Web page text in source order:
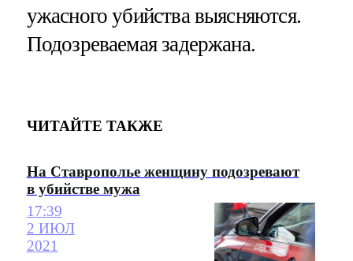
ужасного убийства выясняются.
Подозреваемая задержана.
ЧИТАЙТЕ ТАКЖЕ
На Ставрополье женщину подозревают
в убийстве мужа
17:39
2 ИЮЛ
2021